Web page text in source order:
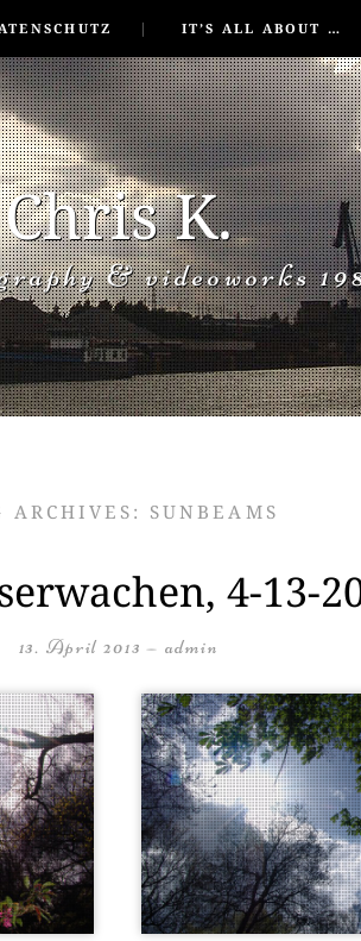
IT’S ALL ABOUT …
Chris K.
& videoworks
ARCHIVES: SUNBEAMS
4-13-
13. April 2013 — admin